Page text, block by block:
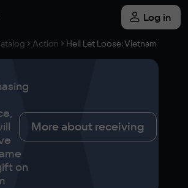
Log in
Action Hell Let Loose: Vietnam
on
More about receiving